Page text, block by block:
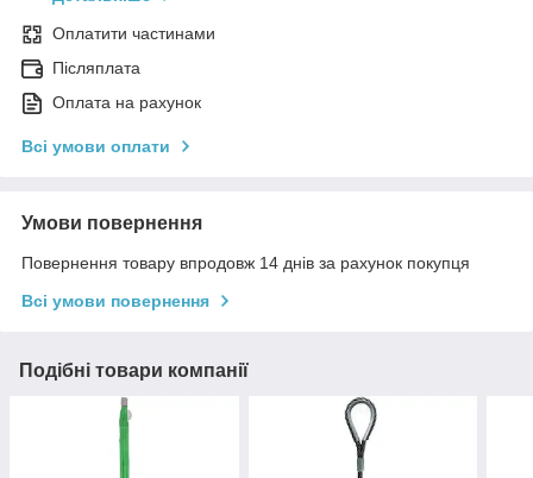
Оплатити частинами
Післяплата
Оплата на рахунок
Всі умови оплати
Умови повернення
Повернення товару впродовж 14 днів за рахунок покупця
Всі умови повернення
Подібні товари компанії